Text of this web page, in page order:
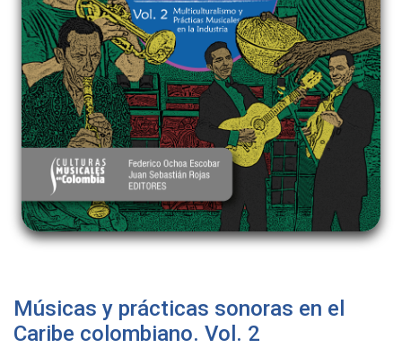
Músicas y prácticas sonoras en el
Caribe colombiano. Vol. 2